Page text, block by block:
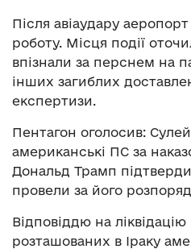
Після авіаудару
роботу. Місця події
впізнали за перснем на
інших загиблих
експертизи.
Пентагон оголосив:
американські ПС за
Дональд Трамп
провели за його
Відповіддю на
розташованих в Іраку